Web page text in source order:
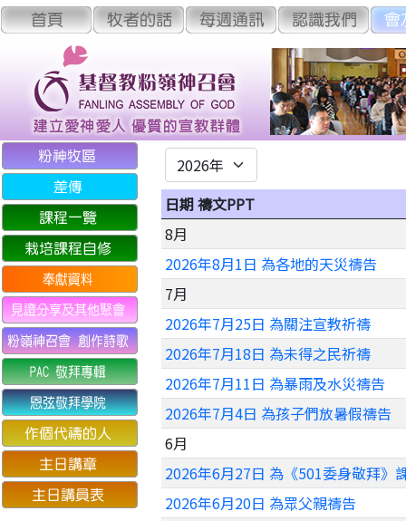
日期 禱文PPT
8月
2026年8月1日 為各地的天災禱告
7月
2026年7月25日 為關注宣教祈禱
2026年7月18日 為未得之民祈禱
2026年7月11日 為暴雨及水災禱告
2026年7月4日 為孩子們放暑假禱告
6月
2026年6月27日 為《501委身敬拜》
2026年6月20日 為眾父親禱告